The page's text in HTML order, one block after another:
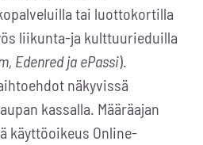
tai luottokortilla
liikunta-ja kulttuurieduilla
Edenred ja ePassi).
näkyvissä
kassalla. Määräajan
käyttöoikeus Online-